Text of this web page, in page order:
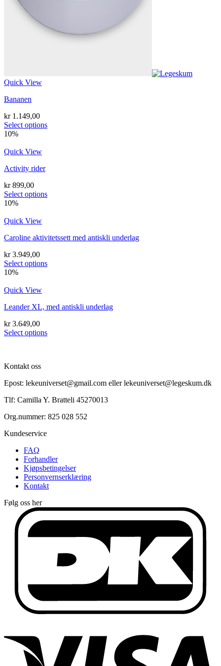
Quick View
Bananen
kr1.149,00
Select options
10%
Quick View
Activity rider
kr899,00
Select options
10%
Quick View
Caroline aktivitetssett med antiskli underlag
kr3.949,00
Select options
10%
Quick View
Leander XL, med antiskli underlag
kr3.649,00
Select options
Kontakt oss
Epost: lekeuniverset@gmail.com eller lekeuniverset@legeskum.dk
Tlf: Camilla Y. Bratteli 45270013
Org.nummer: 825 028 552
Kundeservice
FAQ
Forhandler
Kjøpsbetingelser
Personvernserklæring
Kontakt
Følg oss her